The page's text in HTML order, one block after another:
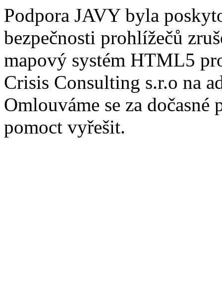
Podpora JAVY byla
bezpečnosti prohlížečů
mapový systém HTML5
Crisis Consulting s.r.o na
Omlouváme se za
pomoct vyřešit.